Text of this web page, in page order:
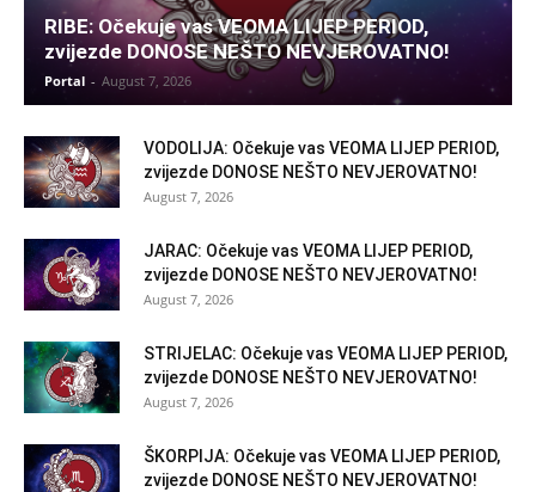
RIBE: Očekuje vas VEOMA LIJEP PERIOD,
zvijezde DONOSE NEŠTO NEVJEROVATNO!
Portal - August 7, 2026
VODOLIJA: Očekuje vas VEOMA LIJEP PERIOD,
zvijezde DONOSE NEŠTO NEVJEROVATNO!
August 7, 2026
JARAC: Očekuje vas VEOMA LIJEP PERIOD,
zvijezde DONOSE NEŠTO NEVJEROVATNO!
August 7, 2026
STRIJELAC: Očekuje vas VEOMA LIJEP PERIOD,
zvijezde DONOSE NEŠTO NEVJEROVATNO!
August 7, 2026
ŠKORPIJA: Očekuje vas VEOMA LIJEP PERIOD,
zvijezde DONOSE NEŠTO NEVJEROVATNO!